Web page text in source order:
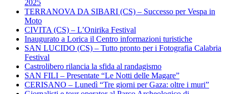
2025
TERRANOVA DA SIBARI (CS) – Successo per Vespa in
Moto
CIVITA (CS) – L’Onirika Festival
Inaugurato a Lorica il Centro informazioni turistiche
SAN LUCIDO (CS) – Tutto pronto per i Fotografia Calabria
Festival
Castrolibero rilancia la sfida al randagismo
SAN FILI – Presentate “Le Notti delle Magare”
CERISANO – Lunedì “Tre giorni per Gaza: oltre i muri”